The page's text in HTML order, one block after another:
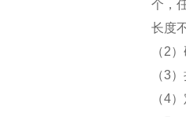
个，
长度
（2
（3
（4